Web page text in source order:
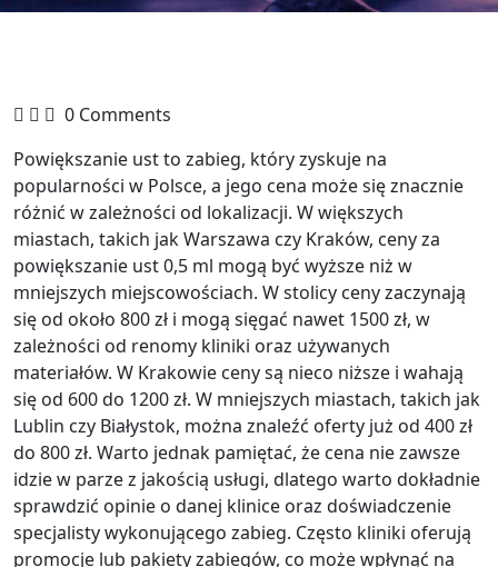
0 Comments
Powiększanie ust to zabieg, który zyskuje na
popularności w Polsce, a jego cena może się znacznie
różnić w zależności od lokalizacji. W większych
miastach, takich jak Warszawa czy Kraków, ceny za
powiększanie ust 0,5 ml mogą być wyższe niż w
mniejszych miejscowościach. W stolicy ceny zaczynają
się od około 800 zł i mogą sięgać nawet 1500 zł, w
zależności od renomy kliniki oraz używanych
materiałów. W Krakowie ceny są nieco niższe i wahają
się od 600 do 1200 zł. W mniejszych miastach, takich jak
Lublin czy Białystok, można znaleźć oferty już od 400 zł
do 800 zł. Warto jednak pamiętać, że cena nie zawsze
idzie w parze z jakością usługi, dlatego warto dokładnie
sprawdzić opinie o danej klinice oraz doświadczenie
specjalisty wykonującego zabieg. Często kliniki oferują
promocje lub pakiety zabiegów, co może wpłynąć na